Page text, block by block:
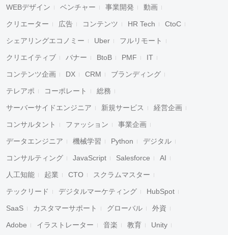
WEBデザイン ベンチャー 事業開発 動画
クリエーター 広告 コンテンツ HR Tech CtoC
シェアリングエコノミー Uber フルリモート
クリエイティブ バナー BtoB PMF IT
コンテンツ企画 DX CRM ブランディング
テレアポ コーポレート 総務
サーバーサイドエンジニア 新規サービス 経営企画
コンサルタント ファッション 事業企画
データエンジニア 機械学習 Python デジタル
コンサルティング JavaScript Salesforce AI
人工知能 起業 CTO スクラムマスター
テックリード デジタルマーケティング HubSpot
SaaS カスタマーサポート グローバル 外資
Adobe イラストレーター 音楽 教育 Unity